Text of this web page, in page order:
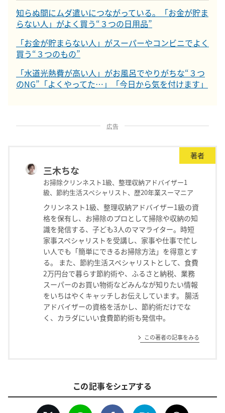
知らぬ間にムダ遣いにつながっている。「お金が貯ま
らない人」がよく買う“３つの日用品”
「お金が貯まらない人」がスーパーやコンビニでよく
買う“３つのもの”
「水道光熱費が高い人」がお風呂でやりがちな“３つ
のNG”「よくやってた…」「今日から気を付けます」
広告
著者
三木ちな
お掃除クリンネスト1級、整理収納アドバイザー1
級、節約生活スペシャリスト、歴20年業スーマニア
クリンネスト1級、整理収納アドバイザー1級の資
格を保有し、お掃除のプロとして掃除や収納の知
識を発信する、子ども3人のママライター。時短
家事スペシャリストを受講し、家事や仕事で忙し
い人でも「簡単にできるお掃除方法」を得意とす
る。 また、節約生活スペシャリストとして、食費
2万円台で暮らす節約術や、ふるさと納税、業務
スーパーのお買い物術などみんなが知りたい情報
をいちはやくキャッチしお伝えしています。 腸活
アドバイザーの資格を活かし、節約術だけでな
く、カラダにいい食費節約術も発信中。
この著者の記事をみる
この記事をシェアする